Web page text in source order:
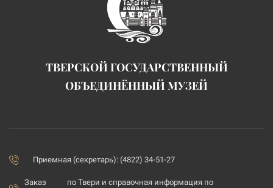
ТВЕРСКОЙ ГОСУДАРСТВЕННЫЙ
ОБЪЕДИНЁННЫЙ МУЗЕЙ
Приемная (секретарь): (4822) 34-51-27
Заказ
по Твери и справочная информация по